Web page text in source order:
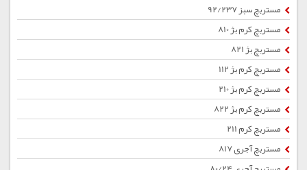
مستربچ سبز 92/237
مستربچ کرم بژ 810
مستربچ بژ 821
مستربچ کرم بژ 112
مستربچ کرم بژ 210
مستربچ کرم بژ 822
مستربچ کرم 211
مستربچ آجری 817